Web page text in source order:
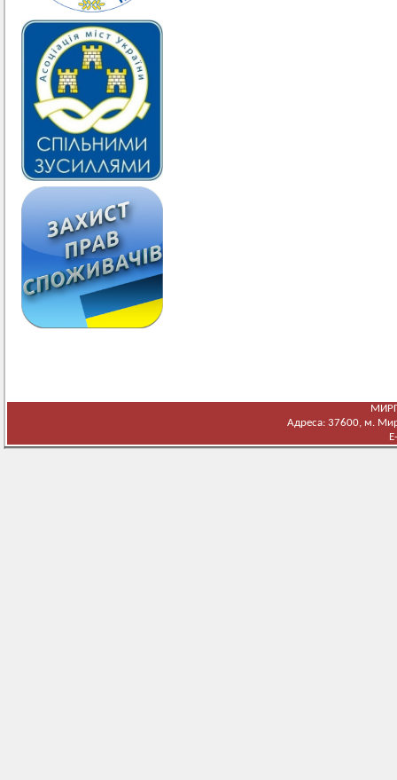
Адреса: 37600, м.